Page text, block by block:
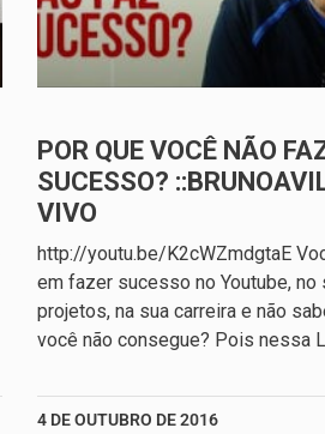
POR QUE VOCÊ NÃO
SUCESSO?
VIVO
http://youtu.be/K2cWZmdgtaE
em fazer sucesso no Youtube, no
projetos, na sua carreira e não
você não consegue? Pois nessa
4 DE OUTUBRO DE 2016